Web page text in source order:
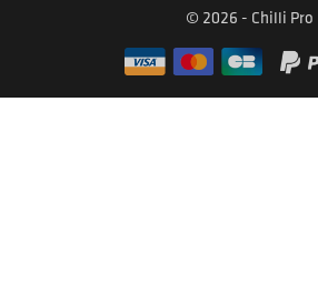
© 2026 - Chilli Pro